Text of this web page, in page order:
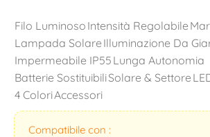
Filo Luminoso Intensità Regolabile
Lampada Solare Illuminazione Da
Impermeabile IP55 Lunga Autonomia
Batterie SostituibiliSolare & Settore
4 ColoriAccessori
Compatibile con :